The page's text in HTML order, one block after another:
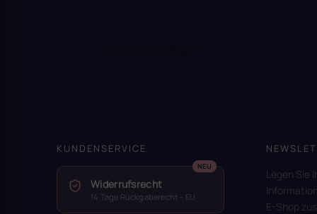
KUNDENSERVICE
Widerrufsrecht
14 Tage Rückgaberecht – EU
Legen Sie
E-Shop